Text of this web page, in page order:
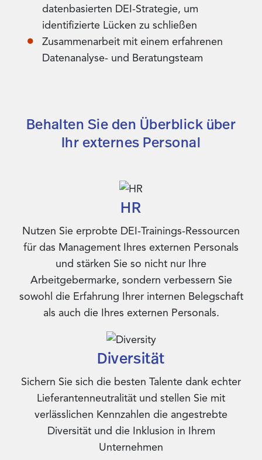
datenbasierten DEI-Strategie, um
identifizierte Lücken zu schließen
Zusammenarbeit mit einem erfahrenen
Datenanalyse- und Beratungsteam
Behalten Sie den Überblick über
Ihr externes Personal
HR
Nutzen Sie erprobte DEI-Trainings-Ressourcen
für das Management Ihres externen Personals
und stärken Sie so nicht nur Ihre
Arbeitgebermarke, sondern verbessern Sie
sowohl die Erfahrung Ihrer internen Belegschaft
als auch die Ihres externen Personals.
Diversität
Sichern Sie sich die besten Talente dank echter
Lieferantenneutralität und stellen Sie mit
verlässlichen Kennzahlen die angestrebte
Diversität und die Inklusion in Ihrem
Unternehmen